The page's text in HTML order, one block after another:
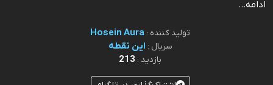
ادامه...
تولید کننده : Hosein Aura
سریال : این نقطه
بازدید : 213